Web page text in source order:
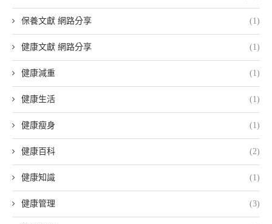
保養文獻 網路分享 (1)
健康文獻 網路分享 (1)
健康減重 (1)
健康生活 (1)
健康瘦身 (1)
健康百科 (2)
健康知識 (1)
健康管理 (3)